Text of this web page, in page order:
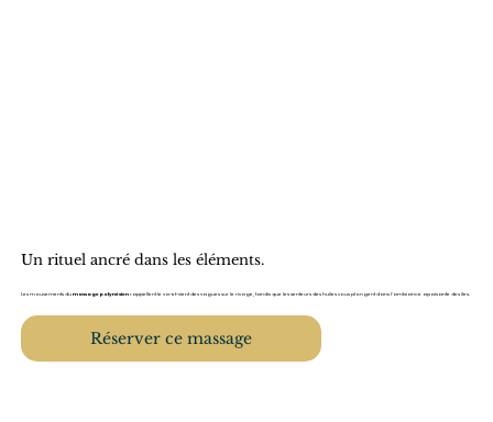
Un rituel ancré dans les éléments.
Les mouvements dumassage polynésien rappellent le va-et-vient des vagues sur le rivage, tandis que les senteurs des huiles vous plongent dans l’ambiance apaisante des îles.
Réserver ce massage